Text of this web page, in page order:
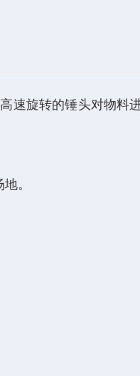
速旋转的锤头对物料
地。